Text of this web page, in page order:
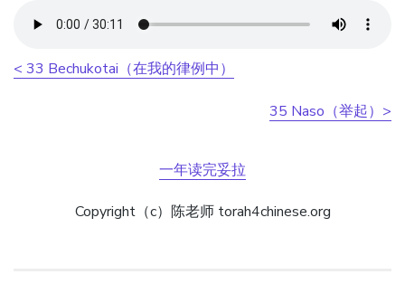
< 33 Bechukotai（在我的律例中）
35 Naso（举起）>
一年读完妥拉
Copyright（c）陈老师 torah4chinese.org